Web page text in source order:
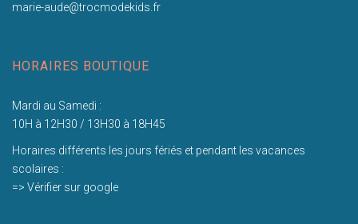
marie-aude@trocmodekids.fr
HORAIRES BOUTIQUE
Mardi au Samedi :
10H à 12H30 / 13H30 à 18H45
Horaires différents les jours fériés et pendant les vacances
scolaires :
=> Vérifier sur google